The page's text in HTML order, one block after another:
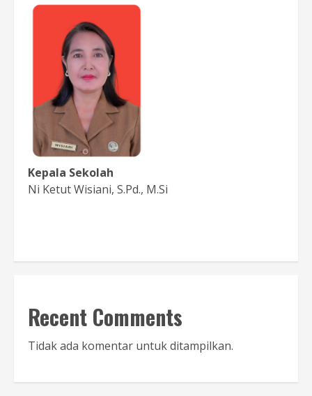
Kepala Sekolah
Ni Ketut Wisiani, S.Pd., M.Si
Recent Comments
Tidak ada komentar untuk ditampilkan.